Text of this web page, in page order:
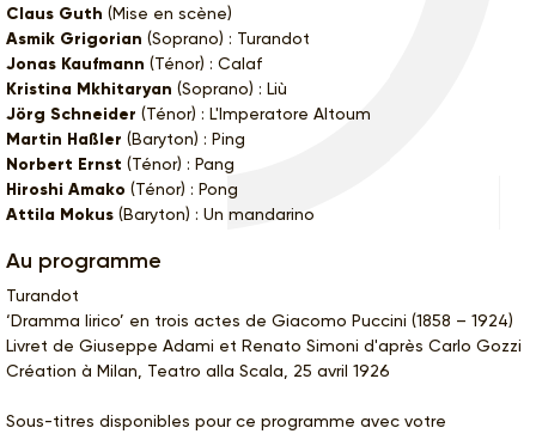
Claus Guth (Mise en scène)
Asmik Grigorian (Soprano) : Turandot
Jonas Kaufmann (Ténor) : Calaf
Kristina Mkhitaryan (Soprano) : Liù
Jörg Schneider (Ténor) : L'Imperatore Altoum
Martin Haßler (Baryton) : Ping
Norbert Ernst (Ténor) : Pang
Hiroshi Amako (Ténor) : Pong
Attila Mokus (Baryton) : Un mandarino
Au programme
Turandot
‘Dramma lirico’ en trois actes de Giacomo Puccini (1858 – 1924)
Livret de Giuseppe Adami et Renato Simoni d'après Carlo Gozzi
Création à Milan, Teatro alla Scala, 25 avril 1926
Sous-titres disponibles pour ce programme avec votre